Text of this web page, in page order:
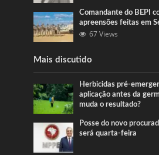
Comandante do BEPI
apreensões feitas em
67 Views
Mais discutido
Herbicidas pré-
aplicação antes da
muda o resultado?
Posse do novo
será quarta-feira